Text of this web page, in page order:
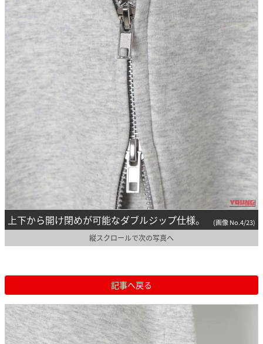
上下から開け閉めが可能なダブルジップ仕様。 (画像 No.4/23)
縦スクロールで次の写真へ
記事へ戻る